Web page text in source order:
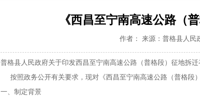
《西昌至宁南高速公路（
作者： 来源：普格县人民
普格县人民政府关于印发西昌至宁南高速公路（普格段）征地拆
按照政务公开有关要求，现对《西昌至宁南高速公路（普格段
一、制定背景